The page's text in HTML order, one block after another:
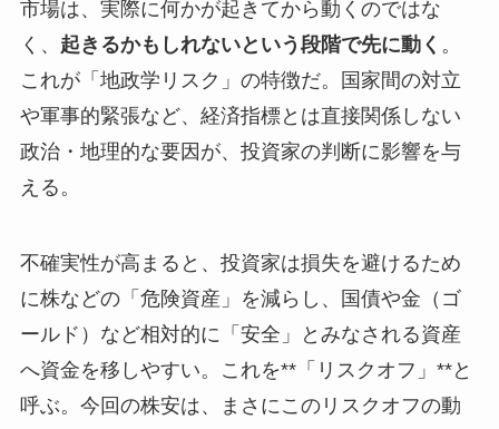
市場は、実際に何かが起きてから動くのではな
く、 起きるかもしれないという段階で先に動く 。
これが「地政学リスク」の特徴だ。国家間の対立
や軍事的緊張など、経済指標とは直接関係しない
政治・地理的な要因が、投資家の判断に影響を与
える。
不確実性が高まると、投資家は損失を避けるため
に株などの「危険資産」を減らし、国債や金（ゴ
ールド）など相対的に「安全」とみなされる資産
へ資金を移しやすい。これを**「リスクオフ」**と
呼ぶ。今回の株安は、まさにこのリスクオフの動